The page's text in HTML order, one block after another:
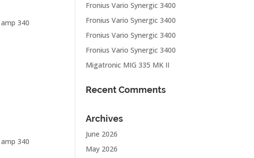
340
340
Fronius Vario Synergic 3400
Fronius Vario Synergic 3400
Fronius Vario Synergic 3400
Fronius Vario Synergic 3400
Migatronic MIG 335 MK II
Recent Comments
Archives
June 2026
May 2026